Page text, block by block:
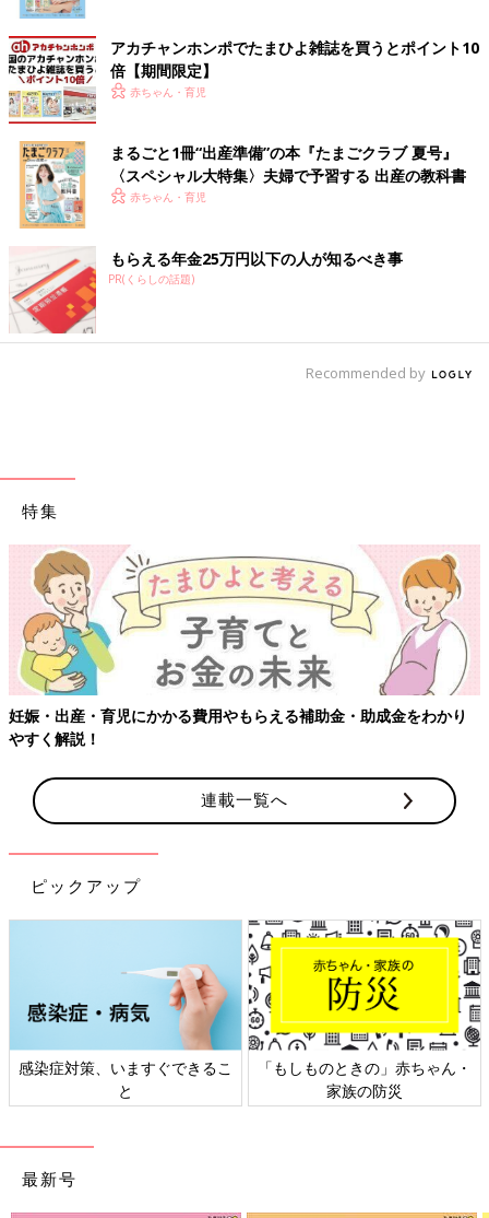
アカチャンホンポでたまひよ雑誌を買うとポイント10
倍【期間限定】
赤ちゃん・育児
まるごと1冊“出産準備”の本『たまごクラブ 夏号』
〈スペシャル大特集〉夫婦で予習する 出産の教科書
赤ちゃん・育児
もらえる年金25万円以下の人が知るべき事
PR(くらしの話題)
Recommended by
特集
かり
【ワクチン接種できるものも】妊婦の感染症対策、知ってお
連載一覧へ
ピックアップ
ちゃん・
日本外来小児科学会リーフレッ
六星占術 細木かおり
最新号